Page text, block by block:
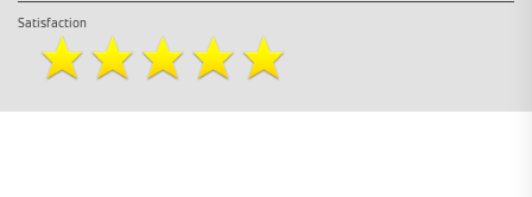
Satisfaction